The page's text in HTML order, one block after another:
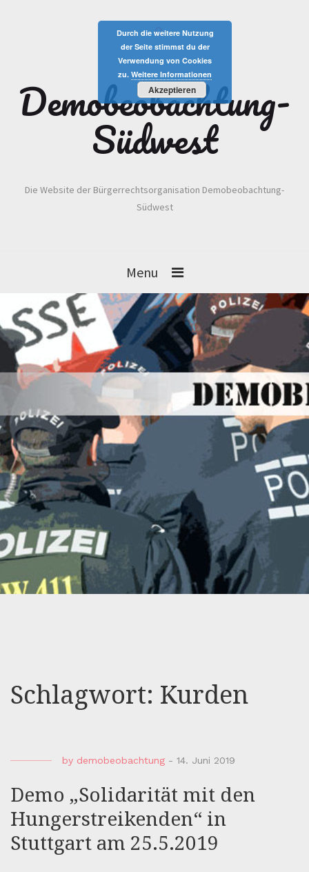
Demobeobachtung-
Südwest
Die Website der Bürgerrechtsorganisation Demobeobachtung-
Südwest
Menu
Schlagwort: Kurden
by demobeobachtung - 14. Juni 2019
Demo „Solidarität mit den
Hungerstreikenden“ in
Stuttgart am 25.5.2019
Durch die weitere Nutzung
der Seite stimmst du der
Verwendung von Cookies
zu. Weitere Informationen
Akzeptieren